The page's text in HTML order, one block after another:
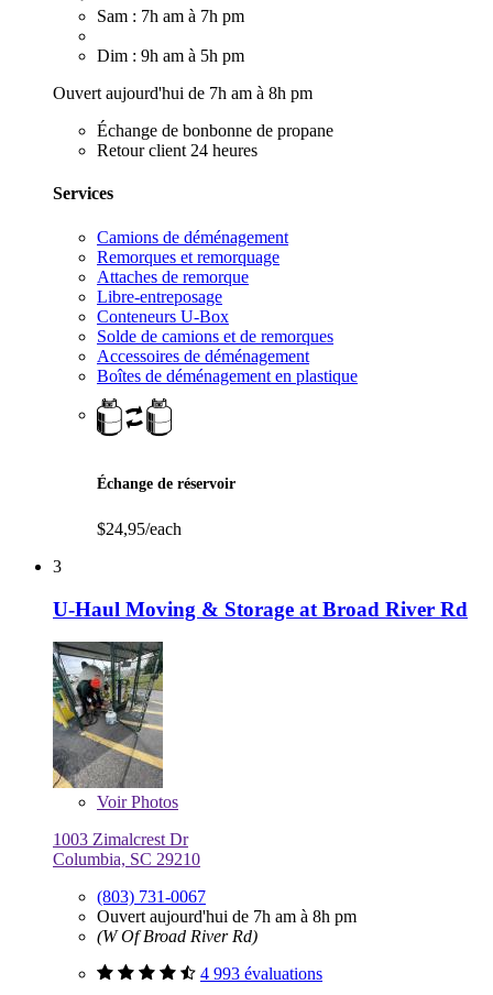
Sam : 7h am à 7h pm
Dim : 9h am à 5h pm
Ouvert aujourd'hui de 7h am à 8h pm
Échange de bonbonne de propane
Retour client 24 heures
Services
Camions de déménagement
Remorques et remorquage
Attaches de remorque
Libre-entreposage
Conteneurs U-Box
Solde de camions et de remorques
Accessoires de déménagement
Boîtes de déménagement en plastique
Échange de réservoir
$24,95/each
3
U-Haul Moving & Storage at Broad River Rd
VoirPhotos
1003 Zimalcrest Dr
Columbia, SC 29210
(803) 731-0067
Ouvert aujourd'hui de 7h am à 8h pm
(W Of Broad River Rd)
4 993 évaluations